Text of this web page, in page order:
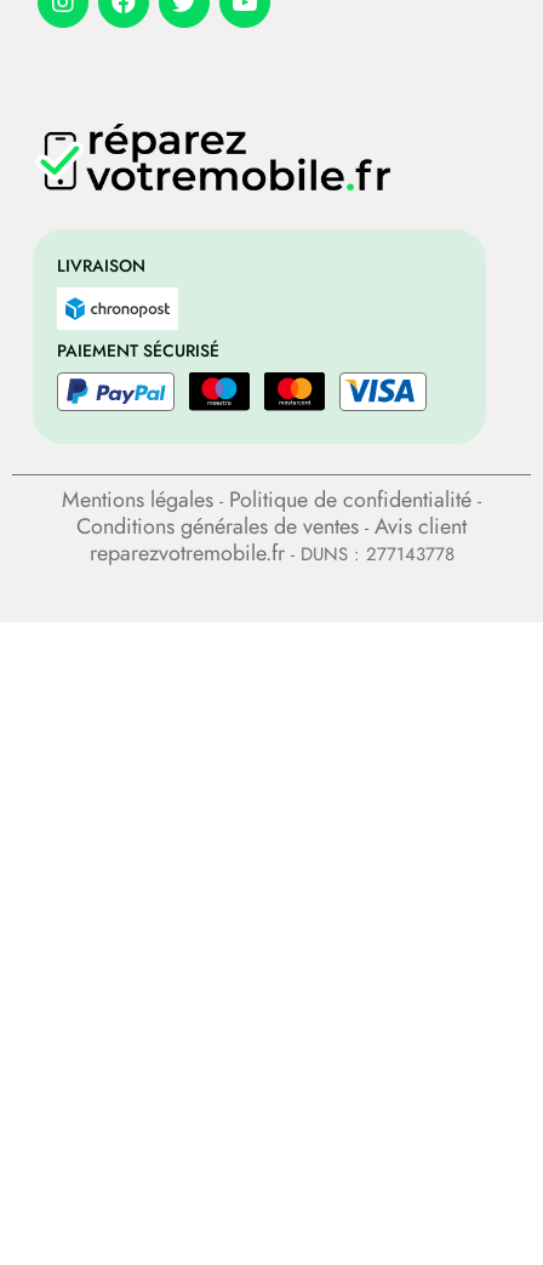
LIVRAISON
PAIEMENT SÉCURISÉ
Mentions légales - Politique de confidentialité -
Conditions générales de ventes - Avis client
reparezvotremobile.fr- DUNS : 277143778